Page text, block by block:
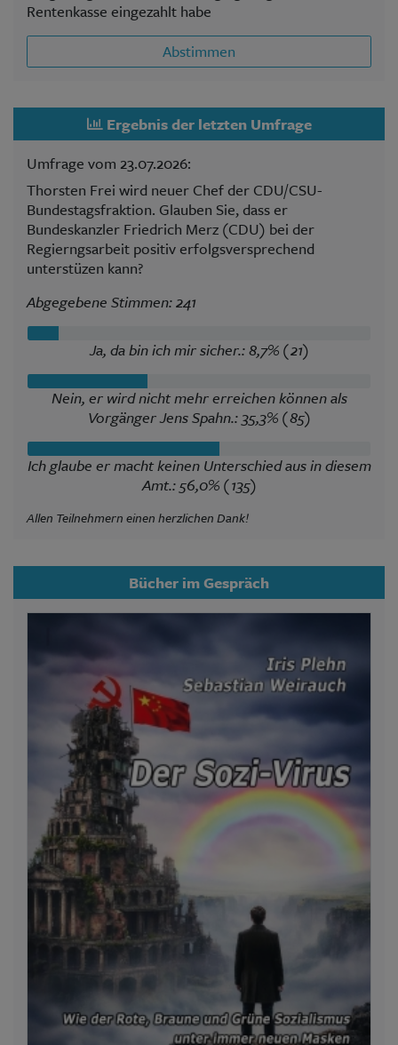
Rentenkasse eingezahlt habe
Abstimmen
Ergebnis der letzten Umfrage
Umfrage vom 23.07.2026:
Thorsten Frei wird neuer Chef der CDU/CSU-
Bundestagsfraktion. Glauben Sie, dass er
Bundeskanzler Friedrich Merz (CDU) bei der
Regierngsarbeit positiv erfolgsversprechend
unterstüzen kann?
Abgegebene Stimmen: 241
Ja, da bin ich mir sicher.: 8,7% (21)
Nein, er wird nicht mehr erreichen können als
Vorgänger Jens Spahn.: 35,3% (85)
Ich glaube er macht keinen Unterschied aus in diesem
Amt.: 56,0% (135)
Allen Teilnehmern einen herzlichen Dank!
Bücher im Gespräch